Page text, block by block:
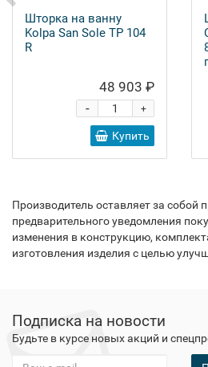
Шторка на ванну
Kolpa San Sole TP 104
R
48 903 ₽
+
-
Купить
Производитель оставляет за собой
предварительного уведомления
изменения в конструкцию,
изготовления изделия с целью
Подписка на новости
Будьте в курсе новых акций и